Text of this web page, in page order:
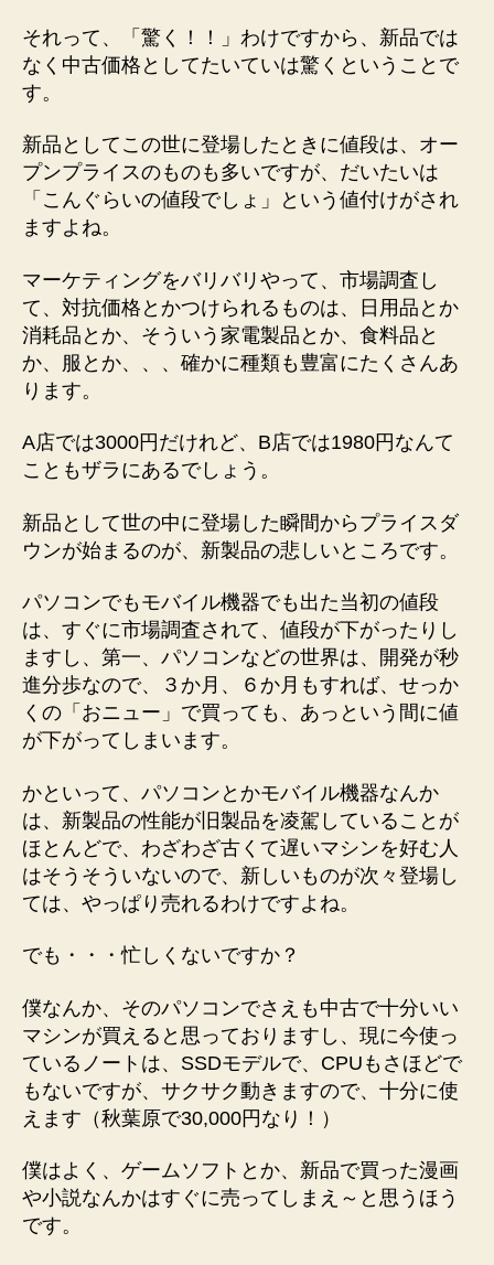
それって、「驚く！！」わけですから、新品では
なく中古価格としてたいていは驚くということで
す。
新品としてこの世に登場したときに値段は、オー
プンプライスのものも多いですが、だいたいは
「こんぐらいの値段でしょ」という値付けがされ
ますよね。
マーケティングをバリバリやって、市場調査し
て、対抗価格とかつけられるものは、日用品とか
消耗品とか、そういう家電製品とか、食料品と
か、服とか、、、確かに種類も豊富にたくさんあ
ります。
A店では3000円だけれど、B店では1980円なんて
こともザラにあるでしょう。
新品として世の中に登場した瞬間からプライスダ
ウンが始まるのが、新製品の悲しいところです。
パソコンでもモバイル機器でも出た当初の値段
は、すぐに市場調査されて、値段が下がったりし
ますし、第一、パソコンなどの世界は、開発が秒
進分歩なので、３か月、６か月もすれば、せっか
くの「おニュー」で買っても、あっという間に値
が下がってしまいます。
かといって、パソコンとかモバイル機器なんか
は、新製品の性能が旧製品を凌駕していることが
ほとんどで、わざわざ古くて遅いマシンを好む人
はそうそういないので、新しいものが次々登場し
ては、やっぱり売れるわけですよね。
でも・・・忙しくないですか？
僕なんか、そのパソコンでさえも中古で十分いい
マシンが買えると思っておりますし、現に今使っ
ているノートは、SSDモデルで、CPUもさほどで
もないですが、サクサク動きますので、十分に使
えます（秋葉原で30,000円なり！）
僕はよく、ゲームソフトとか、新品で買った漫画
や小説なんかはすぐに売ってしまえ～と思うほう
です。